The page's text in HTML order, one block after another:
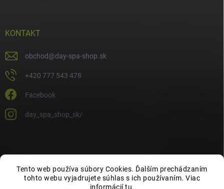
Tento web používa súbory Cookies. Ďalším prechádzaním
tohto webu vyjadrujete súhlas s ich používaním. Viac
informáciítu.
KONTAKT
obchod@day-spa-shop.sk
+420 777 543 478
Facebook
day_spa_shop_sk/